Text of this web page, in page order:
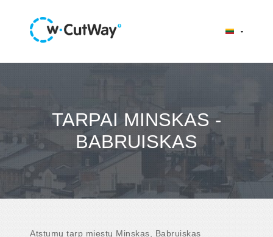
TARPAI MINSKAS -
BABRUISKAS
Atstumų tarp miestų Minskas, Babruiskas